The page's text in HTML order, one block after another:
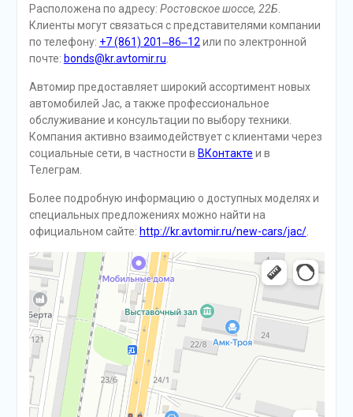
Расположена по адресу: Ростовское шоссе, 22Б.
Клиенты могут связаться с представителями компании
по телефону: +7 (861) 201‒86‒12или по электронной
почте: bonds@kr.avtomir.ru.
Автомир предоставляет широкий ассортимент новых
автомобилей Jac, а также профессиональное
обслуживание и консультации по выбору техники.
Компания активно взаимодействует с клиентами через
социальные сети, в частности в ВКонтакте и в
Телеграм.
Более подробную информацию о доступных моделях и
специальных предложениях можно найти на
официальном сайте: http://kr.avtomir.ru/new-cars/jac/.